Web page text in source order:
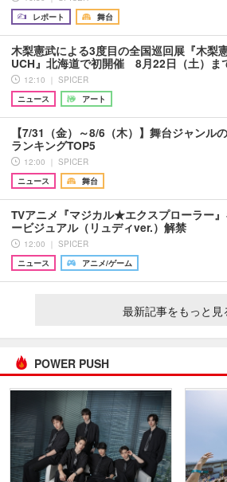
レポート
舞台
木梨憲武による3度目の全国巡回展『木梨
UCH』北海道で初開催 8月22日（土）
12:10 ｜ SPICER
ニュース
アート
【7/31（金）～8/6（木）】舞台ジャンル
ランキングTOP5
12:00 ｜ SPICER
ニュース
舞台
TVアニメ『マジカル★エクスプローラー
ービジュアル（リュディver.）解禁
12:00 ｜ SPICER
ニュース
アニメ/ゲーム
最新記事をもっと見
POWER PUSH